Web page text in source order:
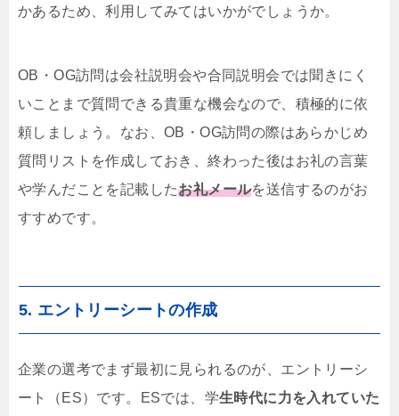
かあるため、利用してみてはいかがでしょうか。
OB・OG訪問は会社説明会や合同説明会では聞きにく
いことまで質問できる貴重な機会なので、積極的に依
頼しましょう。なお、OB・OG訪問の際はあらかじめ
質問リストを作成しておき、終わった後はお礼の言葉
や学んだことを記載したお礼メールを送信するのがお
すすめです。
5. エントリーシートの作成
企業の選考でまず最初に見られるのが、エントリーシ
ート（ES）です。ESでは、学生時代に力を入れていた